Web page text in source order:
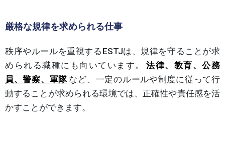
厳格な規律を求められる仕事
秩序やルールを重視するESTJは、規律を守ることが求
められる職種にも向いています。
法律、教育、公務
員、警察、軍隊 など、一定のルールや制度に従って行
動することが求められる環境では、正確性や責任感を活
かすことができます。